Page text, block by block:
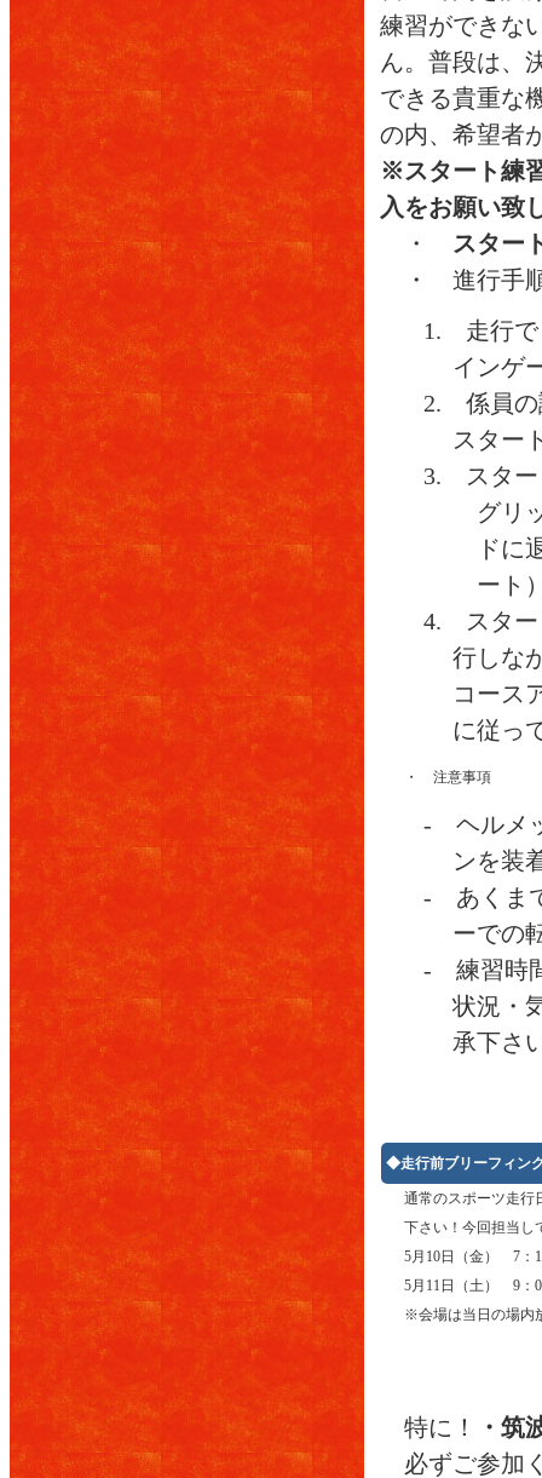
練習ができな
ん。普段は、
できる貴重な
の内、希望者
※スタート練
入をお願い致
・ スター
・ 進行手
1. 走行で
インゲ
2. 係員の
スター
3. スター
グリ
ドに
ート
4. スター
行しな
コース
に従っ
・ 注意事項
- ヘルメ
ンを装
- あくま
ーでの
- 練習時
状況・
承下さ
◆走行前ブリーフィン
通常のスポーツ走行
下さい！今回担当し
5月10日（金） 7：
5月11日（土） 9：
※会場は当日の場内
特に！
・筑
必ずご参加